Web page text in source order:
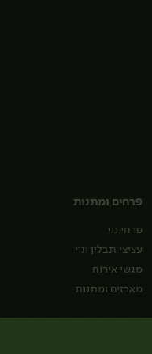
פרחים ומתנות
פרחי נוי
עציצי תבלין ונוי
מגשי אירוח
מארזים ומתנות